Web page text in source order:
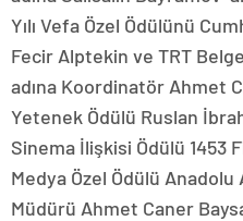
Yılı Vefa Özel Ödülünü
Fecir Alptekin ve TRT
adına Koordinatör Ahmet
Yetenek Ödülü Ruslan
Sinema İlişkisi Ödülü 1453
Medya Özel Ödülü Anadolu
Müdürü Ahmet Caner